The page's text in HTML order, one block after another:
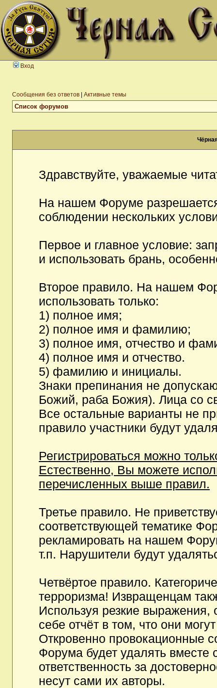
Вход
Сообщения без ответов Активные темы
Список форумов
Здравствуйте, уважаемые
На нашем Форуме
соблюдении нескольких
Первое и главное условие:
и использовать брань,
Второе правило. На нашем
использовать только:
1) полное имя;
2) полное имя и фамилию;
3) полное имя, отчество и
4) полное имя и отчество.
5) фамилию и инициалы.
Знаки препинания не
Божий, раба Божия). Лица со
Все остальные варианты не
правило участники будут
Регистрироваться можно
Естественно, Вы можете
перечисленных выше правил.
Третье правило. Не
соответствующей тематике
рекламировать на нашем
т.п. Нарушители будут
Четвёртое правило.
терроризма! Извращенцам
Используя резкие выражения,
себе отчёт в том, что они
Откровенно провокационные
Форума будет удалять вместе
ответственность за
несут сами их авторы.